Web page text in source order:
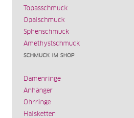
Topasschmuck
Opalschmuck
Sphenschmuck
Amethystschmuck
SCHMUCK IM SHOP
Damenringe
Anhänger
Ohrringe
Halsketten